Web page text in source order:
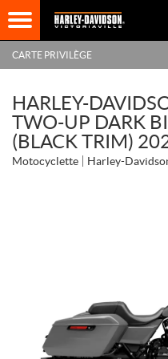
CARTE PRIVILÈGE
HARLEY-
TWO-UP DARK
(BLACK TRIM)
Motocyclette Harley-